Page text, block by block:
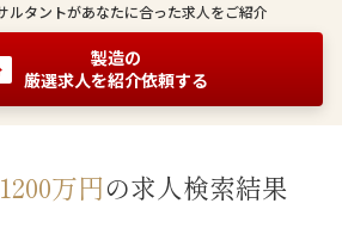
ルタントがあなたに合った求人をご紹介
製造の
厳選求人を紹介依頼する
万円の求人検索結果